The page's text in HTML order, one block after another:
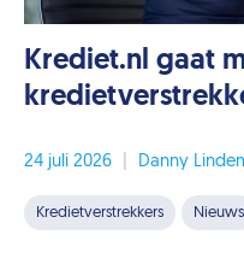
Krediet.nl gaat
24 juli 2026 Danny
Kredietverstrekkers Nieuws